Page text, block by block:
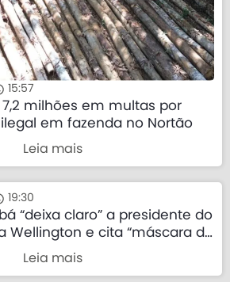
15:57
7,2 milhões em multas por
em fazenda no Nortão
Leia mais
19:30
“deixa claro” a presidente do
Wellington e cita “máscara da
Leia mais